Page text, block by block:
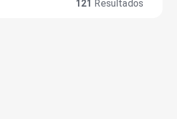
121 Resultados